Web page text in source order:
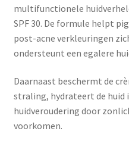
multifunctionele
SPF 30. De formule helpt
post-acne verkleuringen
ondersteunt een egalere
Daarnaast beschermt de
straling, hydrateert de
huidveroudering door
voorkomen.